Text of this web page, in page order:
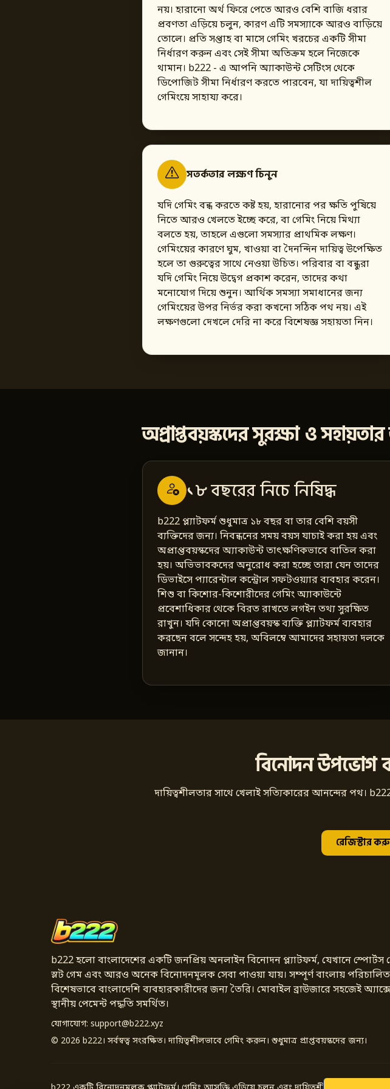
নয়। হারানো অর্থ ফিরে পেতে আরও বেশি বাজি ধরার
প্রবণতা এড়িয়ে চলুন, কারণ এটি সমস্যাকে আরও বাড়িয়ে
তোলে। প্রতি সপ্তাহ বা মাসে গেমিং খরচের একটি সীমা
নির্ধারণ করুন এবং সেই সীমা অতিক্রম হলে নিজেকে
থামান। b222 - এ আপনি অ্যাকাউন্ট সেটিংস থেকে
ডিপোজিট সীমা নির্ধারণ করতে পারবেন, যা দায়িত্বশীল
গেমিংয়ে সাহায্য করে।
সতর্কতার লক্ষণ চিনুন
যদি গেমিং বন্ধ করতে কষ্ট হয়, হারানোর পর ক্ষতি পুষিয়ে
নিতে আরও খেলতে ইচ্ছে করে, বা গেমিং নিয়ে মিথ্যা
বলতে হয়, তাহলে এগুলো সমস্যার প্রাথমিক লক্ষণ।
গেমিংয়ের কারণে ঘুম, খাওয়া বা দৈনন্দিন দায়িত্ব উপেক্ষিত
হলে তা গুরুত্বের সাথে নেওয়া উচিত। পরিবার বা বন্ধুরা
যদি গেমিং নিয়ে উদ্বেগ প্রকাশ করেন, তাদের কথা
মনোযোগ দিয়ে শুনুন। আর্থিক সমস্যা সমাধানের জন্য
গেমিংয়ের উপর নির্ভর করা কখনো সঠিক পথ নয়। এই
লক্ষণগুলো দেখলে দেরি না করে বিশেষজ্ঞ সহায়তা নিন।
অপ্রাপ্তবয়স্কদের সুরক্ষা ও
১৮ বছরের নিচে নিষিদ্ধ
b222 প্ল্যাটফর্ম শুধুমাত্র ১৮ বছর বা তার বেশি বয়সী
ব্যক্তিদের জন্য। নিবন্ধনের সময় বয়স যাচাই করা হয় এবং
অপ্রাপ্তবয়স্কদের অ্যাকাউন্ট তাৎক্ষণিকভাবে বাতিল করা
হয়। অভিভাবকদের অনুরোধ করা হচ্ছে তারা যেন তাদের
ডিভাইসে প্যারেন্টাল কন্ট্রোল সফটওয়্যার ব্যবহার করেন।
শিশু বা কিশোর-কিশোরীদের গেমিং অ্যাকাউন্টে
প্রবেশাধিকার থেকে বিরত রাখতে লগইন তথ্য সুরক্ষিত
রাখুন। যদি কোনো অপ্রাপ্তবয়স্ক ব্যক্তি প্ল্যাটফর্ম ব্যবহার
করছেন বলে সন্দেহ হয়, অবিলম্বে আমাদের সহায়তা দলকে
জানান।
বিনোদন উপভোগ
দায়িত্বশীলতার সাথে খেলাই সত্যিকারের আনন্দের পথ।
রেজিস্টার
b222 হলো বাংলাদেশের একটি জনপ্রিয় অনলাইন বিনোদন প্ল্যাটফর্ম, যেখানে স্পোর্টস
স্লট গেম এবং আরও অনেক বিনোদনমূলক সেবা পাওয়া যায়। সম্পূর্ণ বাংলায় পরিচালিত
বিশেষভাবে বাংলাদেশি ব্যবহারকারীদের জন্য তৈরি। মোবাইল ব্রাউজারে সহজেই
স্থানীয় পেমেন্ট পদ্ধতি সমর্থিত।
যোগাযোগ: support@b222.xyz
© 2026 b222। সর্বস্বত্ব সংরক্ষিত। দায়িত্বশীলভাবে গেমিং করুন। শুধুমাত্র প্রাপ্তবয়স্কদের জন্য।